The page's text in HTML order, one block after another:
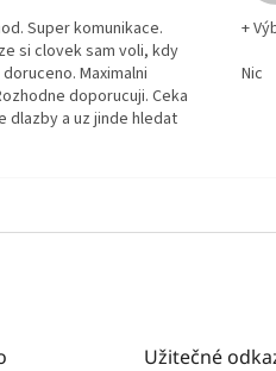
Super komunikace.
si clovek sam voli, kdy
Maximalni
doporucuji. Ceka
dlazby a uz jinde hledat
+
Nic
Užitečné